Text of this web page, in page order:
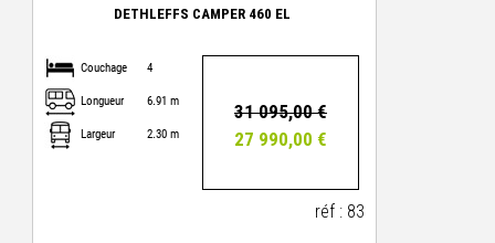
DETHLEFFS CAMPER 460 EL
Couchage 4
Longueur 6.91 m
Largeur 2.30 m
31 095,00 €
27 990,00 €
réf : 83